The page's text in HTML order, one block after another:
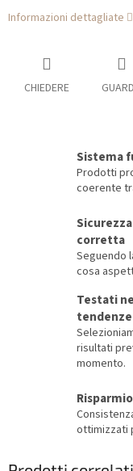
Informazioni dettagliate
CHIEDERE
Sistema
Prodotti
coerente
corretta
Seguendo
cosa
Testati
tendenze
risultati
momento.
ottimizzati